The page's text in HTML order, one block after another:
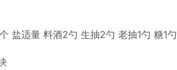
盐适量 料酒2勺 生抽2勺 老抽1勺 糖1勺